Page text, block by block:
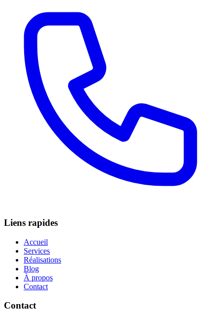
Liens rapides
Accueil
Services
Réalisations
Blog
À propos
Contact
Contact